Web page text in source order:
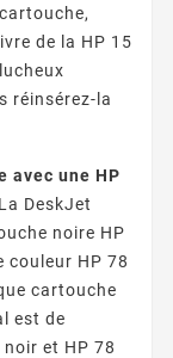
de la HP 15
réinsérez-la
avec une HP
La DeskJet
noire HP
couleur HP 78
cartouche
est de
et HP 78